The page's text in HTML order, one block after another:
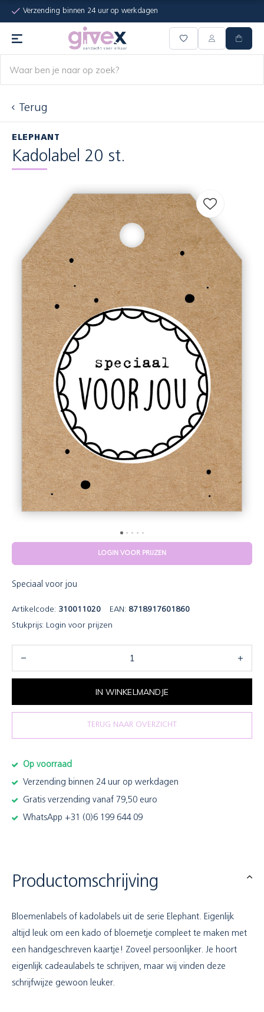
Verzending binnen 24 uur op werkdagen
Terug
ELEPHANT
Kadolabel 20 st.
LOGIN VOOR PRIJZEN
Speciaal voor jou
Artikelcode: 310011020 EAN: 8718917601860
Stukprijs: Login voor prijzen
IN WINKELMANDJE
TERUG NAAR OVERZICHT
Op voorraad
Verzending binnen 24 uur op werkdagen
Gratis verzending vanaf 79,50 euro
WhatsApp +31 (0)6 199 644 09
Productomschrijving
Bloemenlabels of kadolabels uit de serie Elephant. Eigenlijk
altijd leuk om een kado of bloemetje compleet te maken met
een handgeschreven kaartje! Zoveel persoonlijker. Je hoort
eigenlijk cadeaulabels te schrijven, maar wij vinden deze
schrijfwijze gewoon leuker.